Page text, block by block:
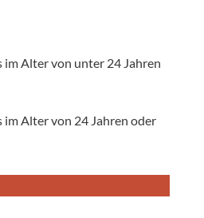
im Alter von unter 24 Jahren
im Alter von 24 Jahren oder